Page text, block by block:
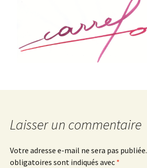
Laisser un commentaire
Votre adresse e-mail ne sera pas publiée.
obligatoires sont indiqués avec *